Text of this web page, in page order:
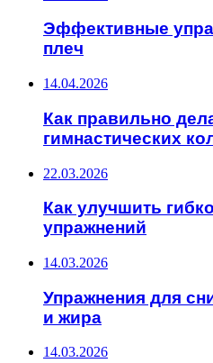
Эффективные
плеч
14.04.2026
Как правильно
гимнастических
22.03.2026
Как улучшить
упражнений
14.03.2026
Упражнения для
и жира
14.03.2026